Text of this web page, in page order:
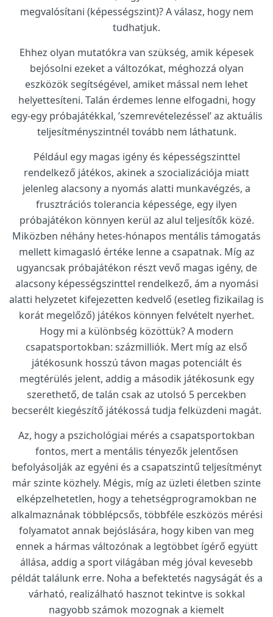
megvalósítani (képességszint)? A válasz, hogy nem
tudhatjuk.
Ehhez olyan mutatókra van szükség, amik képesek
bejósolni ezeket a változókat, méghozzá olyan
eszközök segítségével, amiket mással nem lehet
helyettesíteni. Talán érdemes lenne elfogadni, hogy
egy-egy próbajátékkal, ’szemrevételezéssel’ az aktuális
teljesítményszintnél tovább nem láthatunk.
Például egy magas igény és képességszinttel
rendelkező játékos, akinek a szocializációja miatt
jelenleg alacsony a nyomás alatti munkavégzés, a
frusztrációs tolerancia képessége, egy ilyen
próbajátékon könnyen kerül az alul teljesítők közé.
Miközben néhány hetes-hónapos mentális támogatás
mellett kimagasló értéke lenne a csapatnak. Míg az
ugyancsak próbajátékon részt vevő magas igény, de
alacsony képességszinttel rendelkező, ám a nyomási
alatti helyzetet kifejezetten kedvelő (esetleg fizikailag is
korát megelőző) játékos könnyen felvételt nyerhet.
Hogy mi a különbség közöttük? A modern
csapatsportokban: százmilliók. Mert míg az első
játékosunk hosszú távon magas potenciált és
megtérülés jelent, addig a második játékosunk egy
szerethető, de talán csak az utolsó 5 percekben
becserélt kiegészítő játékossá tudja felküzdeni magát.
Az, hogy a pszichológiai mérés a csapatsportokban
fontos, mert a mentális tényezők jelentősen
befolyásolják az egyéni és a csapatszintű teljesítményt
már szinte közhely. Mégis, míg az üzleti életben szinte
elképzelhetetlen, hogy a tehetségprogramokban ne
alkalmaznának többlépcsős, többféle eszközös mérési
folyamatot annak bejóslására, hogy kiben van meg
ennek a hármas változónak a legtöbbet ígérő együtt
állása, addig a sport világában még jóval kevesebb
példát találunk erre. Noha a befektetés nagyságát és a
várható, realizálható hasznot tekintve is sokkal
nagyobb számok mozognak a kiemelt